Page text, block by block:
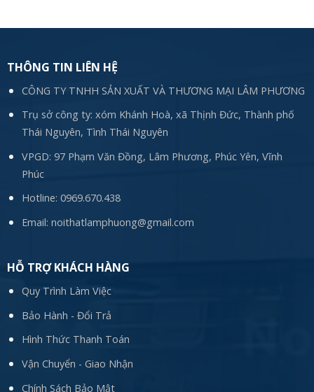
THÔNG TIN LIÊN HỆ
CÔNG TY TNHH SẢN XUẤT VÀ THƯƠNG MẠI LÂM PHƯƠNG
Trụ sở công ty: xóm Khánh Hoà, xã Thịnh Đức, Thành phố
Thái Nguyên, Tình Thái Nguyên
VPGD: 97 Phạm Văn Đồng, Lâm Phương, Phúc Yên, Vĩnh
Phúc
Hotline: 0969.670.438
Email: noithatlamphuong@gmail.com
HỖ TRỢ KHÁCH HÀNG
Quy Trình Làm Việc
Bảo Hành - Đổi Trả
Hình Thức Thanh Toán
Vận Chuyển - Giao Nhận
Chính Sách Bảo Mật